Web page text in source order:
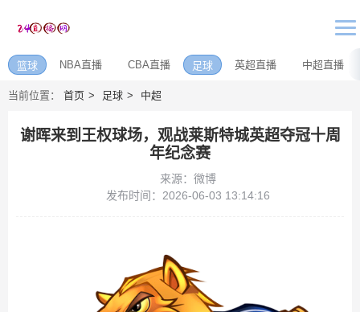
篮球 NBA直播 CBA直播 足球 英超直播 中超直播
当前位置： 首页 足球 中超
谢晖来到王权球场，观战莱斯特城英超夺冠十周
年纪念赛
来源：微博
发布时间：2026-06-03 13:14:16